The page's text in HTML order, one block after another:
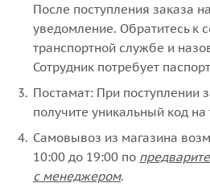
После поступления заказа
уведомление. Обратитесь к
транспортной службе и
Сотрудник потребует
Постамат: При поступлении
получите уникальный код
Самовывоз из магазина
10:00 до 19:00 по
с менеджером.